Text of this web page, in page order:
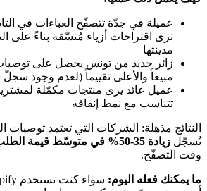
عميلة في جدّة تتصفّح العباءات في
ترى اقتراحات أزياء مُنسّقة بناءً على
مدينتها
زائر جديد من تونس يحصل على توصيات
مبيعاً والأعلى تقييماً (لعدم وجود سجلّ
عميل عائد يرى منتجات مكمّلة
تتناسب مع نمط إنفاقه
النتائج مذهلة: الشركات التي تعتمد توصيات
تُسجّل زيادة 35-50% في متوسّط قيمة الطلب
وقت التصفّح.
ما يمكنك فعله اليوم: